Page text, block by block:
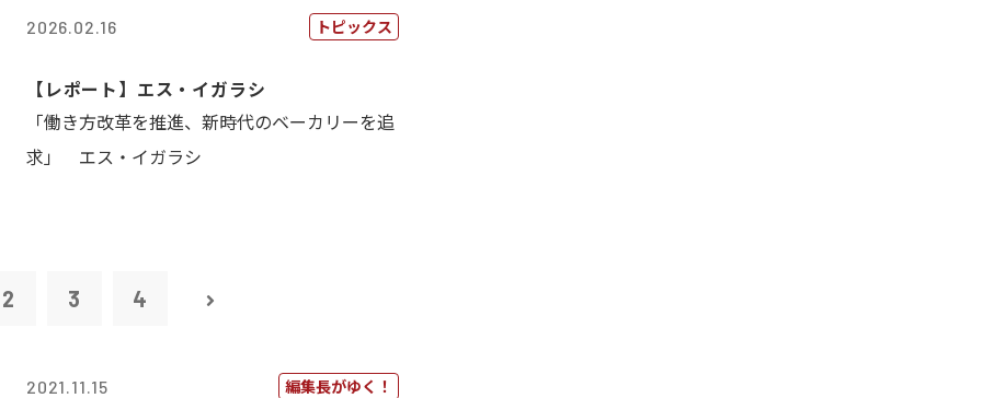
2026.02.16 トピックス
【レポート】エス・イガラシ
「働き方改革を推進、新時代のベーカリーを追
求」 エス・イガラシ
2 3 4
2021.11.15 編集長がゆく！